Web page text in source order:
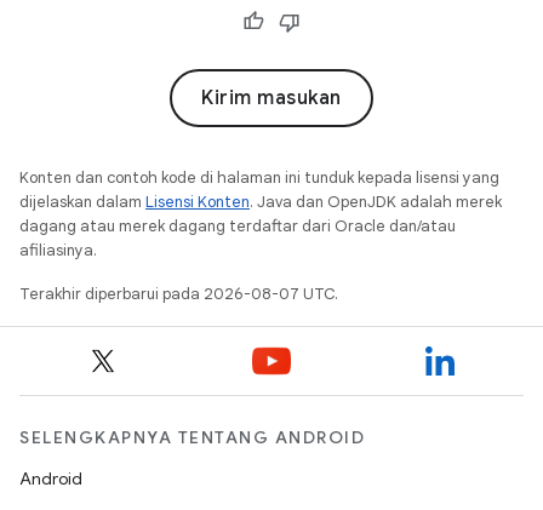
Kirim masukan
Konten dan contoh kode di halaman ini tunduk kepada lisensi yang
dijelaskan dalam Lisensi Konten. Java dan OpenJDK adalah merek
dagang atau merek dagang terdaftar dari Oracle dan/atau
afiliasinya.
Terakhir diperbarui pada 2026-08-07 UTC.
SELENGKAPNYA TENTANG ANDROID
Android